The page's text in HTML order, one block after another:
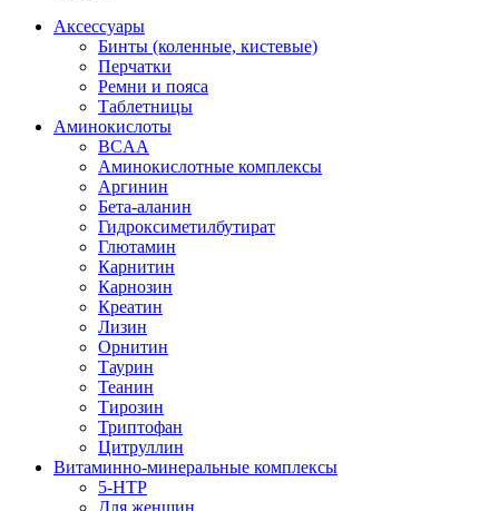
Аксессуары
Бинты (коленные, кистевые)
Перчатки
Ремни и пояса
Таблетницы
Аминокислоты
BCAA
Аминокислотные комплексы
Аргинин
Бета-аланин
Гидроксиметилбутират
Глютамин
Карнитин
Карнозин
Креатин
Лизин
Орнитин
Таурин
Теанин
Тирозин
Триптофан
Цитруллин
Витаминно-минеральные комплексы
5-HTP
Для женщин